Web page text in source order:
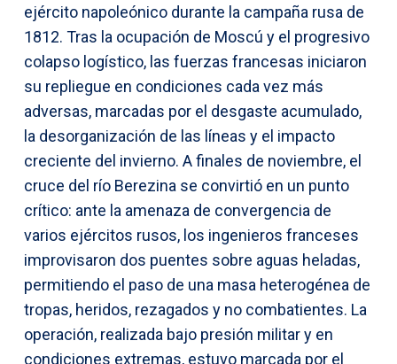
ejército napoleónico durante la campaña rusa de
1812. Tras la ocupación de Moscú y el progresivo
colapso logístico, las fuerzas francesas iniciaron
su repliegue en condiciones cada vez más
adversas, marcadas por el desgaste acumulado,
la desorganización de las líneas y el impacto
creciente del invierno. A finales de noviembre, el
cruce del río Berezina se convirtió en un punto
crítico: ante la amenaza de convergencia de
varios ejércitos rusos, los ingenieros franceses
improvisaron dos puentes sobre aguas heladas,
permitiendo el paso de una masa heterogénea de
tropas, heridos, rezagados y no combatientes. La
operación, realizada bajo presión militar y en
condiciones extremas, estuvo marcada por el